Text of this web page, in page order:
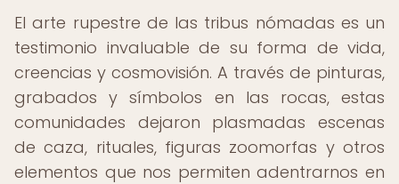
El arte rupestre de las tribus nómadas es un
testimonio invaluable de su forma de vida,
creencias y cosmovisión. A través de pinturas,
grabados y símbolos en las rocas, estas
comunidades dejaron plasmadas escenas
de caza, rituales, figuras zoomorfas y otros
elementos que nos permiten adentrarnos en